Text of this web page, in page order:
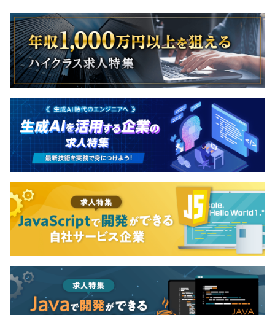
少数精鋭だからこそ“自由”で“おもしろい”を実感できる環
境が広がっています。プログラミングをベースに業務に取
り組みながら、標準化やルールづくり、UIデザインなどの
領域にも関われるため、多様な仕事にチャレンジする機会
があります。少人数ならではの裁量の大きさも特徴で、自
分のアイデアを生かしながらスピーディに物事を進められ
ます。
相談の上、ご希望のマシンを支給いたします。
アジャイル、ペアプロ
賞与：年1回（定期賞与なし）
・会社業績により支払日の変更または支給しないことがあ
る
・金額は本人の成績勤務態度、能力等を勘案して定める
査定：年1回（7月）
社会保険完備（健康保険・厚生年金加入・雇用保険・労災
保険）
※全国健康保険協会加入
有期雇用